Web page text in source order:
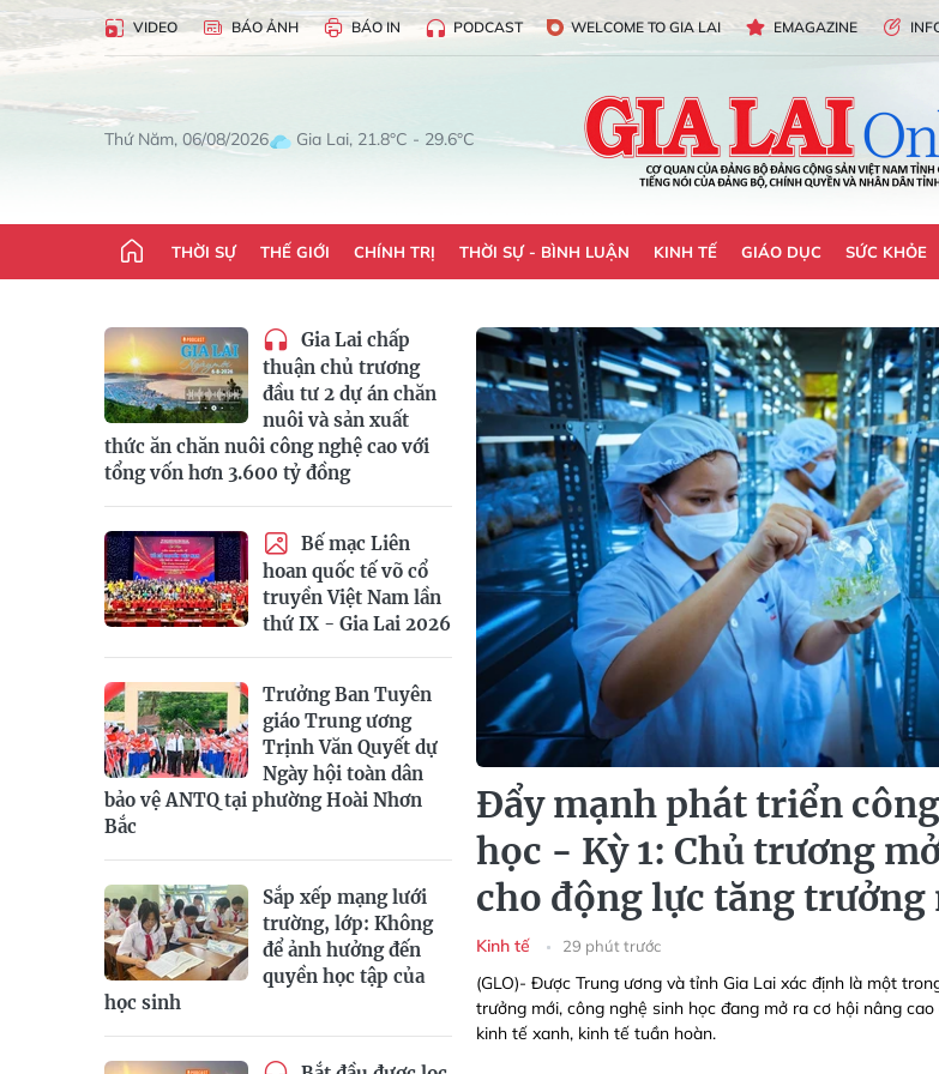
VIDEO BÁO ẢNH BÁO IN PODCAST WELCOME TO GIA LAI EMAGAZINE
Thứ Năm, 06/08/2026 Gia Lai, 21.8°C - 29.6°C
THỜI SỰ THẾ GIỚI CHÍNH TRỊ THỜI SỰ - BÌNH LUẬN KINH TẾ GIÁO DỤC SỨC KHỎE
Gia Lai chấp
thuận chủ trương
đầu tư 2 dự án chăn
nuôi và sản xuất
thức ăn chăn nuôi công nghệ cao với
tổng vốn hơn 3.600 tỷ đồng
Bế mạc Liên
hoan quốc tế võ cổ
truyền Việt Nam lần
thứ IX - Gia Lai 2026
Trưởng Ban Tuyên
giáo Trung ương
Trịnh Văn Quyết dự
Ngày hội toàn dân
bảo vệ ANTQ tại phường Hoài Nhơn
Bắc
Sắp xếp mạng lưới
trường, lớp: Không
để ảnh hưởng đến
quyền học tập của
học sinh
Đẩy mạnh phát triển
học - Kỳ 1: Chủ trương
cho động lực tăng trưởng
Kinh tế 29 phút trước
(GLO)- Được Trung ương và tỉnh Gia Lai xác định là một
trưởng mới, công nghệ sinh học đang mở ra cơ hội nâng
kinh tế xanh, kinh tế tuần hoàn.